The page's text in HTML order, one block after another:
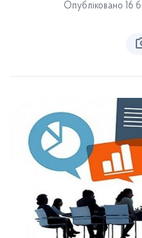
Опубліковано 16